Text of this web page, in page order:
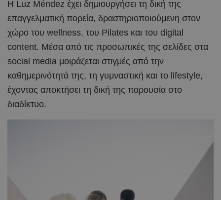
Η Luz Méndez έχει δημιουργήσει τη δική της
επαγγελματική πορεία, δραστηριοποιούμενη στον
χώρο του wellness, του Pilates και του digital
content. Μέσα από τις προσωπικές της σελίδες στα
social media μοιράζεται στιγμές από την
καθημερινότητά της, τη γυμναστική και το lifestyle,
έχοντας αποκτήσει τη δική της παρουσία στο
διαδίκτυο.